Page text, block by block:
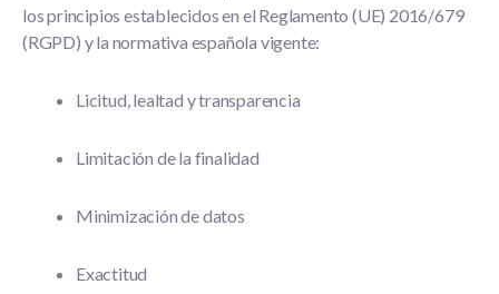
los principios establecidos en el Reglamento (UE) 2016/679
(RGPD) y la normativa española vigente:
Licitud, lealtad y transparencia
Limitación de la finalidad
Minimización de datos
Exactitud